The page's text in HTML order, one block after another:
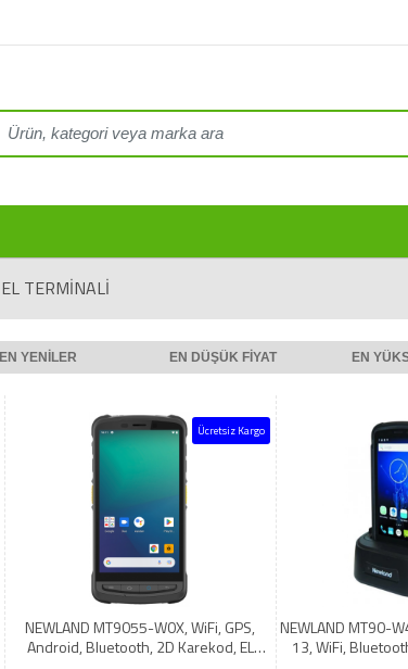
EL TERMINALI
EN YENILER EN DÜŞÜK FIYAT EN
Ücretsiz Kargo
NEWLAND MT9055-W0X, WiFi, GPS,
Android, Bluetooth, 2D Karekod, EL
NEWLAND MT90-
13, WiFi,